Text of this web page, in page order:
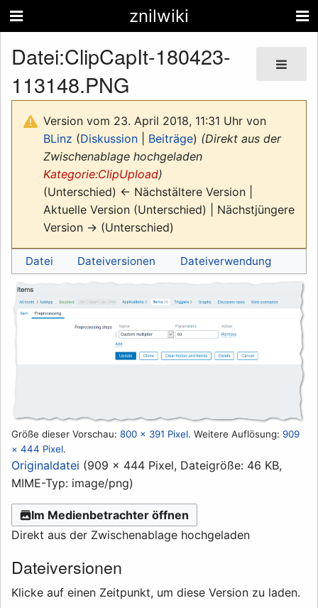
znilwiki
Datei:ClipCapIt-180423-
113148.PNG
Version vom 23. April 2018, 11:31 Uhr von
BLinz (Diskussion Beiträge) (Direkt aus der
Zwischenablage hochgeladen
Kategorie:ClipUpload)
(Unterschied) ← Nächstältere Version |
Aktuelle Version (Unterschied) | Nächstjüngere
Version → (Unterschied)
Datei Dateiversionen Dateiverwendung
Größe dieser Vorschau: 800 × 391 Pixel. Weitere Auflösung: 909
× 444 Pixel.
Originaldatei (909 × 444 Pixel, Dateigröße: 46 KB,
MIME-Typ: image/png)
Im Medienbetrachter öffnen
Direkt aus der Zwischenablage hochgeladen
Dateiversionen
Klicke auf einen Zeitpunkt, um diese Version zu laden.